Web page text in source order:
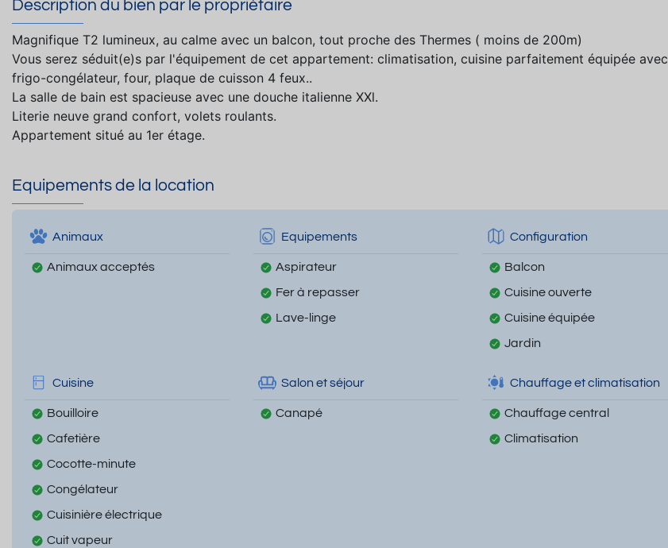
Description du bien par le propriétaire
Magnifique T2 lumineux, au calme avec un balcon, tout proche des Thermes ( moins de 200m)
Vous serez séduit(e)s par l'équipement de cet appartement: climatisation, cuisine parfaitement équipée avec
frigo-congélateur, four, plaque de cuisson 4 feux..
La salle de bain est spacieuse avec une douche italienne XXl.
Literie neuve grand confort, volets roulants.
Appartement situé au 1er étage.
Equipements de la location
Animaux
Animaux acceptés
Equipements
Aspirateur
Fer à repasser
Lave-linge
Configuration
Balcon
Cuisine ouverte
Cuisine équipée
Jardin
Cuisine
Bouilloire
Cafetière
Cocotte-minute
Congélateur
Cuisinière électrique
Cuit vapeur
Salon et séjour
Canapé
Chauffage et climatisation
Chauffage central
Climatisation